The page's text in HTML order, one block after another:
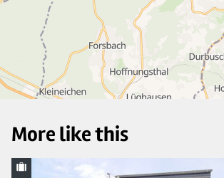
10
More like this